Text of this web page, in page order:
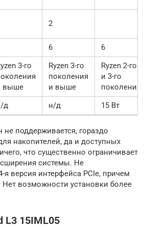
2
6 6
3-го
выше
Ryzen 3-го
поколения
и выше
Ryzen 2-го
и 3-го
поколений
д н/д 15 Вт
поддерживается, гораздо
накопителей, да и доступных
что существенно ограничивает
системы. Не
я версия интерфейса PCIe, причем
Нет возможности установки более
L3 15IML05